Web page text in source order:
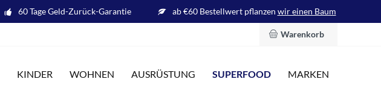
60 Tage Geld-Zurück-Garantie ab €60 Bestellwert pflanzen wir einen Baum
Warenkorb
KINDER WOHNEN AUSRÜSTUNG SUPERFOOD MARKEN